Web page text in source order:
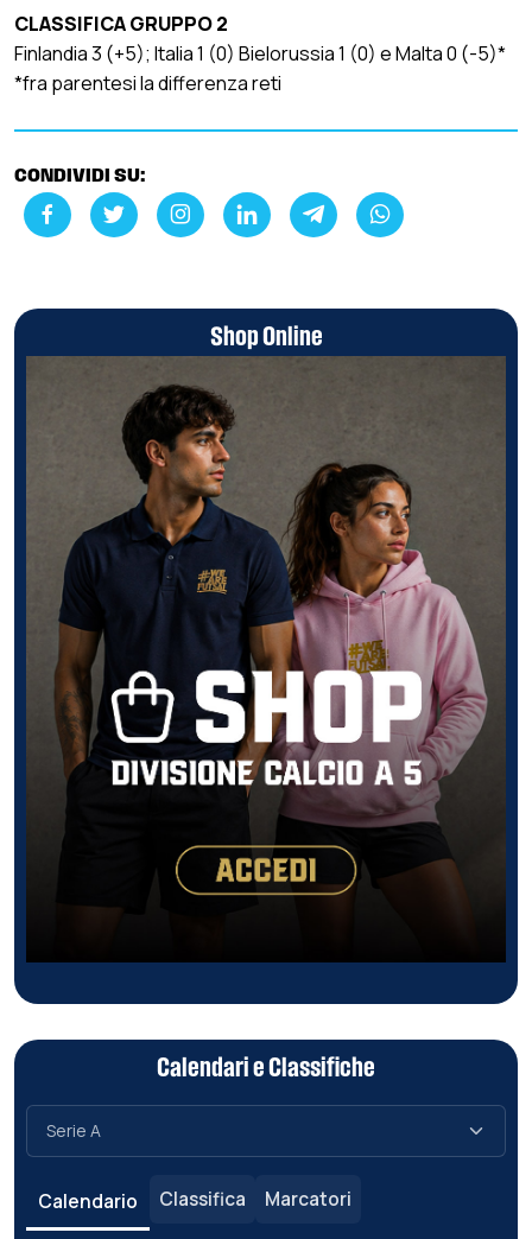
CLASSIFICA GRUPPO 2
Finlandia 3 (+5); Italia 1 (0) Bielorussia 1 (0) e Malta 0 (-5)*
*fra parentesi la differenza reti
CONDIVIDI SU:
Shop Online
Calendari e Classifiche
Calendario Classifica Marcatori